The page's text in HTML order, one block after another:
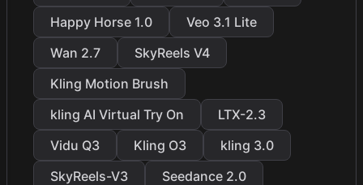
Happy Horse 1.0
Veo 3.1 Lite
Wan 2.7
SkyReels V4
Kling Motion Brush
kling AI Virtual Try On
LTX-2.3
Vidu Q3
Kling O3
kling 3.0
SkyReels-V3
Seedance 2.0